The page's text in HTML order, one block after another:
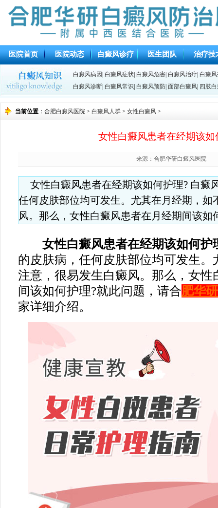
医院首页 医院动态 白癜风诊疗 医生团队 治疗技
白癜风病因 白癜风症状 白癜风危害 白癜风治疗 白癜
白癜风诊断 白癜风常识 白癜风预防 面部白癜风 四肢
当前位置 ： 合肥白癜风医院 > 白癜风人群 > 女性白癜风 >
女性白癜风患者在经期该如
来源：合肥华研白癜风医院
女性白癜风患者在经期该如何护理? 白癜
任何皮肤部位均可发生。尤其在月经期，如
风。那么，女性白癜风患者在月经期间该如
女性白癜风患者在经期该如何护
的皮肤病，任何皮肤部位均可发生。
注意，很易发生白癜风。那么，女性
间该如何护理?就此问题，请合肥华
家详细介绍。